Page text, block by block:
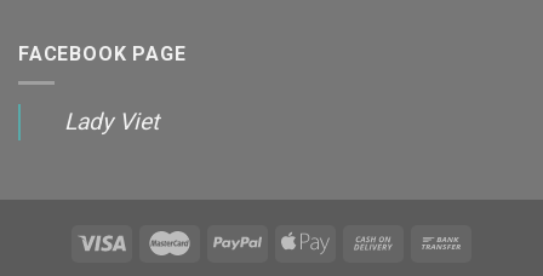
FACEBOOK PAGE
Lady Viet